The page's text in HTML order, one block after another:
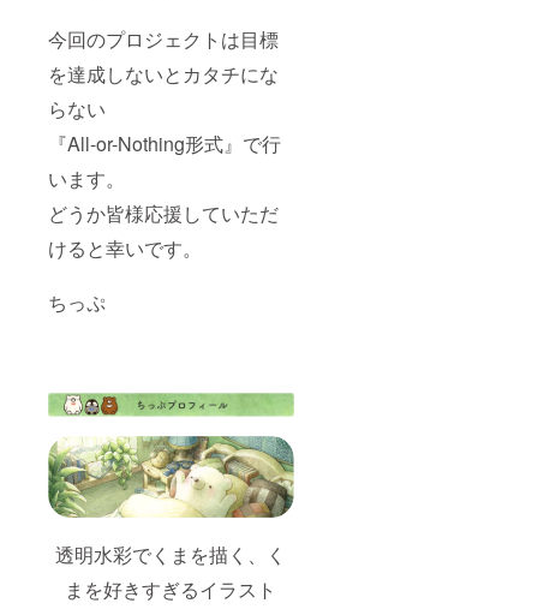
今回のプロジェクトは目標
を達成しないとカタチにな
らない
『All-or-Nothing形式』で行
います。
どうか皆様応援していただ
けると幸いです。
ちっぷ
透明水彩でくまを描く、く
まを好きすぎるイラスト